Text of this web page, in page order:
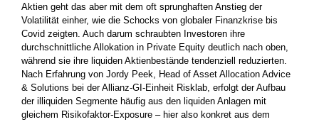
Aktien geht das aber mit dem oft sprunghaften Anstieg der
Volatilität einher, wie die Schocks von globaler Finanzkrise bis
Covid zeigten. Auch darum schraubten Investoren ihre
durchschnittliche Allokation in Private Equity deutlich nach oben,
während sie ihre liquiden Aktienbestände tendenziell reduzierten.
Nach Erfahrung von Jordy Peek, Head of Asset Allocation Advice
& Solutions bei der Allianz-GI-Einheit Risklab, erfolgt der Aufbau
der illiquiden Segmente häufig aus den liquiden Anlagen mit
gleichem Risikofaktor-Exposure – hier also konkret aus dem